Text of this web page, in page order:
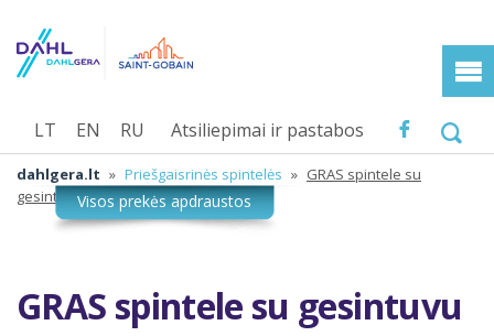
Atsiliepimai ir pastabos
LT EN RU
dahlgera.lt » Priešgaisrinės spintelės » GRAS spintele su
gesintuvu
GRAS spintele su gesintuvu